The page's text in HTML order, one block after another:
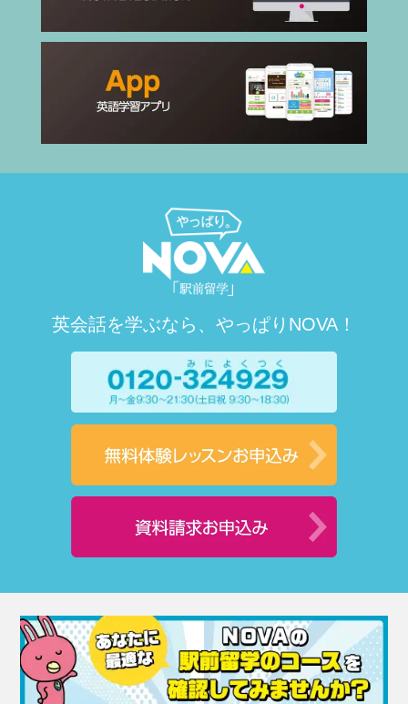
英会話を学ぶなら、やっぱりNOVA！